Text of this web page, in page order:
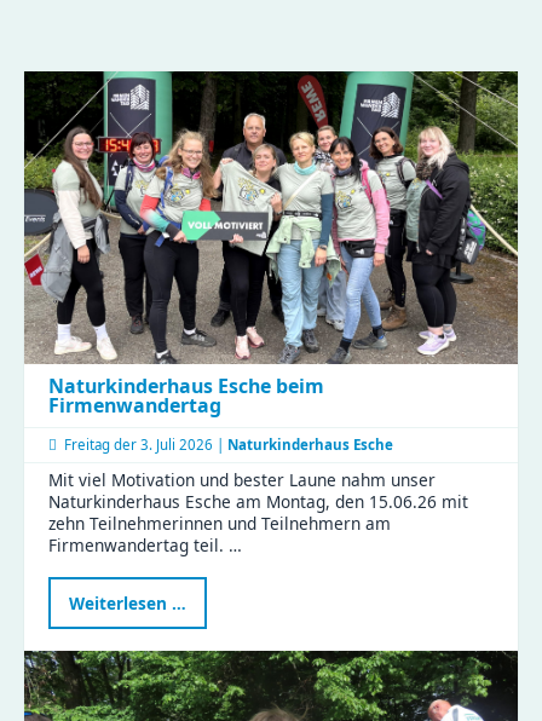
Naturkinderhaus Esche beim
Firmenwandertag
Freitag der 3. Juli 2026 | Naturkinderhaus Esche
Mit viel Motivation und bester Laune nahm unser
Naturkinderhaus Esche am Montag, den 15.06.26 mit
zehn Teilnehmerinnen und Teilnehmern am
Firmenwandertag teil. …
Weiterlesen …
Esche
beim
Firmenwandertag